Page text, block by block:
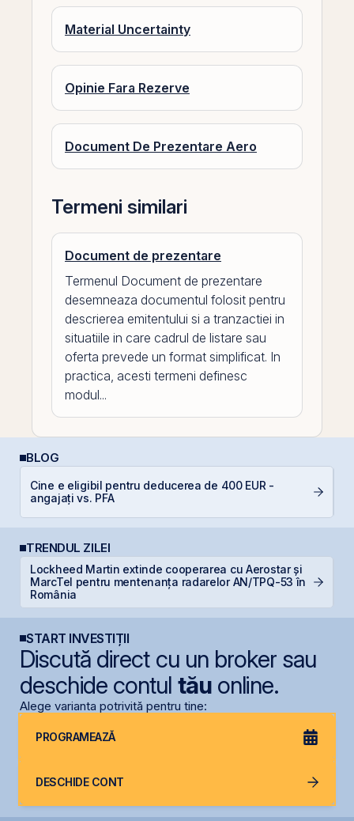
Material Uncertainty
Opinie Fara Rezerve
Document De Prezentare Aero
Termeni similari
Document de prezentare
Termenul Document de prezentare
desemneaza documentul folosit pentru
descrierea emitentului si a tranzactiei in
situatiile in care cadrul de listare sau
oferta prevede un format simplificat. In
practica, acesti termeni definesc
modul...
BLOG
Cine e eligibil pentru deducerea de 400 EUR -
angajați vs. PFA
TRENDUL ZILEI
Lockheed Martin extinde cooperarea cu Aerostar și
MarcTel pentru mentenanța radarelor AN/TPQ-53 în
România
START INVESTIȚII
Discută direct cu un broker sau
deschide contul tăuonline.
Alege varianta potrivită pentru tine:
PROGRAMEAZĂ
DESCHIDE CONT